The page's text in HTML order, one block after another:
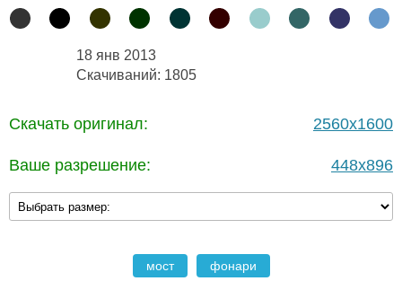
18 янв 2013
Скачиваний: 1805
Скачать оригинал: 2560x1600
Ваше разрешение: 448x896
мост фонари